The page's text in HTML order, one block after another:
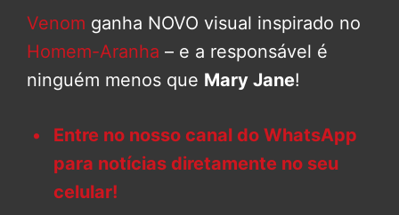
Venom ganha NOVO visual inspirado no
Homem-Aranha – e a responsável é
ninguém menos que Mary Jane!
Entre no nosso canal do WhatsApp
para notícias diretamente no seu
celular!